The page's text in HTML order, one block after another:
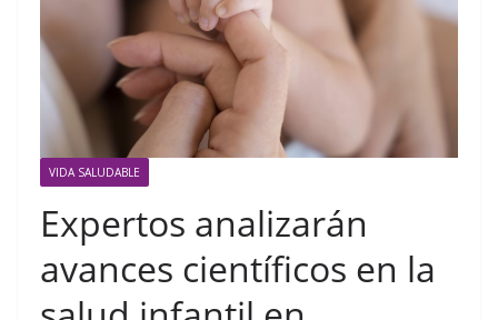
VIDA SALUDABLE
Expertos analizarán
avances científicos en la